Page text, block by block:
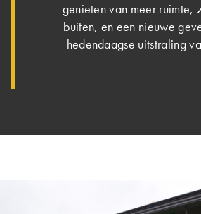
genieten van meer ruimte,
buiten, en een nieuwe
hedendaagse uitstraling